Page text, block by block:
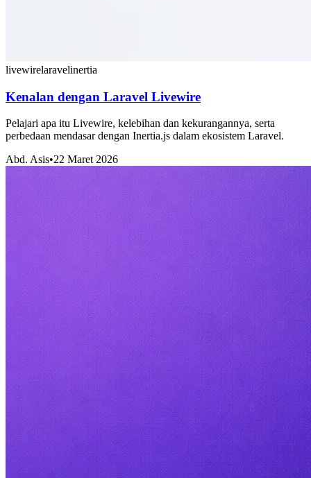
livewirelaravelinertia
Kenalan dengan Laravel Livewire
Pelajari apa itu Livewire, kelebihan dan kekurangannya, serta
perbedaan mendasar dengan Inertia.js dalam ekosistem Laravel.
Abd. Asis•22 Maret 2026